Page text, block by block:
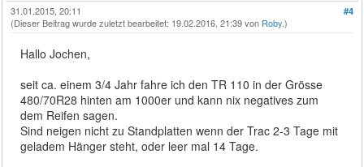
#4
31.01.2015, 20:11
(Dieser Beitrag wurde zuletzt bearbeitet: 19.02.2016, 21:39 von Roby.)
Hallo Jochen,
seit ca. einem 3/4 Jahr fahre ich den TR 110 in der Grösse
480/70R28 hinten am 1000er und kann nix negatives zum
dem Reifen sagen.
Sind neigen nicht zu Standplatten wenn der Trac 2-3 Tage mit
geladem Hänger steht, oder leer mal 14 Tage.